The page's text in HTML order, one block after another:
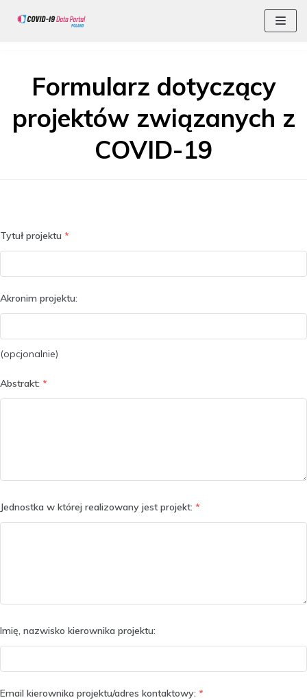
treściFormularz dotyczący
projektów związanych z
COVID-19
Tytuł projektu *
Akronim projektu:
(opcjonalnie)
Abstrakt: *
Jednostka w której realizowany jest projekt: *
Imię, nazwisko kierownika projektu:
Email kierownika projektu/adres kontaktowy: *